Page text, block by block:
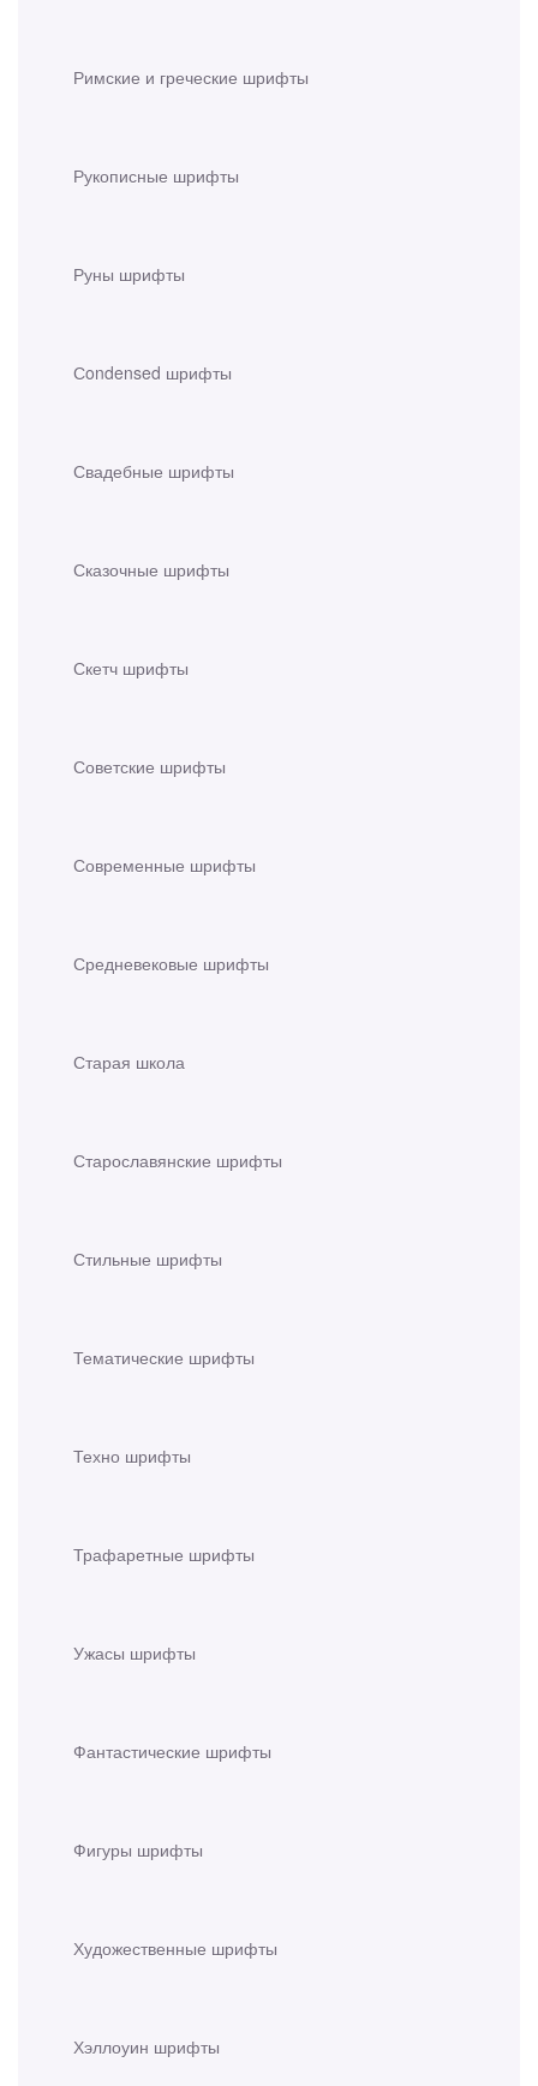
Римские и греческие шрифты
Рукописные шрифты
Руны шрифты
Сondensed шрифты
Свадебные шрифты
Сказочные шрифты
Скетч шрифты
Советские шрифты
Современные шрифты
Средневековые шрифты
Старая школа
Старославянские шрифты
Стильные шрифты
Тематические шрифты
Техно шрифты
Трафаретные шрифты
Ужасы шрифты
Фантастические шрифты
Фигуры шрифты
Художественные шрифты
Хэллоуин шрифты